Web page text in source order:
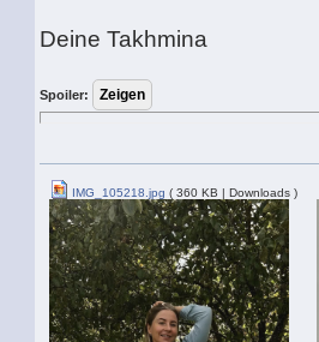
Deine Takhmina
Spoiler:
IMG_105218.jpg ( 360 KB | Downloads )